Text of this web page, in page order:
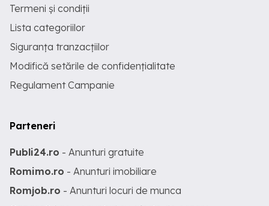
Termeni și condiții
Lista categoriilor
Siguranța tranzacțiilor
Modifică setările de confidențialitate
Regulament Campanie
Parteneri
Publi24.ro - Anunturi gratuite
Romimo.ro - Anunturi imobiliare
Romjob.ro - Anunturi locuri de munca